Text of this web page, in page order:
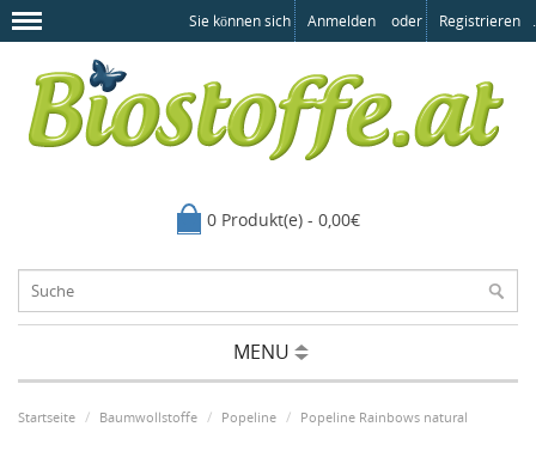
Sie können sich Anmelden oder Registrieren .
0 Produkt(e) - 0,00€
MENU
Startseite Baumwollstoffe Popeline Popeline Rainbows natural